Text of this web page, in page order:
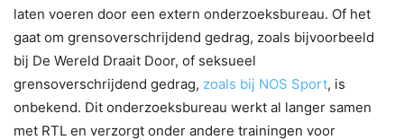
laten voeren door een extern onderzoeksbureau. Of het
gaat om grensoverschrijdend gedrag, zoals bijvoorbeeld
bij De Wereld Draait Door, of seksueel
grensoverschrijdend gedrag, zoals bij NOS Sport, is
onbekend. Dit onderzoeksbureau werkt al langer samen
met RTL en verzorgt onder andere trainingen voor